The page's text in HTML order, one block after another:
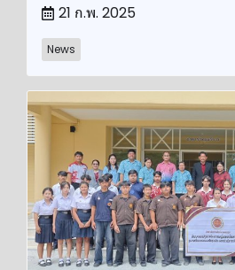
21 ก.พ. 2025
News